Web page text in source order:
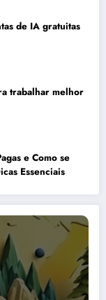
de IA gratuitas
trabalhar melhor
e Como se
Essenciais